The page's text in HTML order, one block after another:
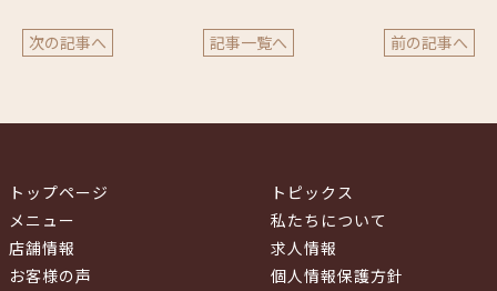
次の記事へ 記事一覧へ 前の記事へ
トップページ
メニュー
店舗情報
お客様の声
トピックス
私たちについて
求人情報
個人情報保護方針